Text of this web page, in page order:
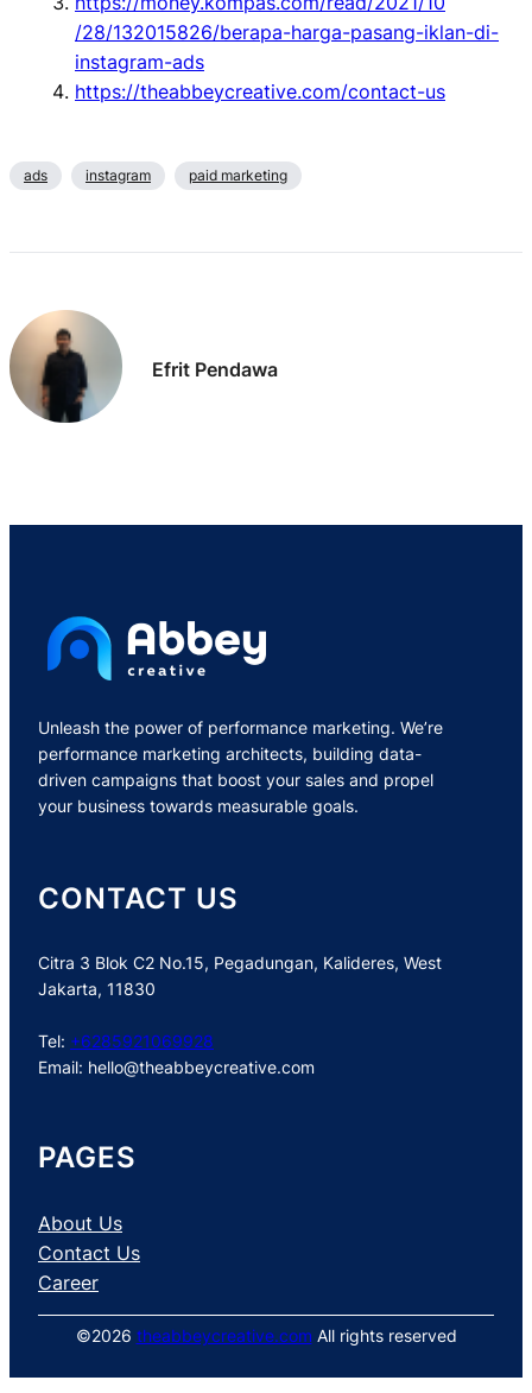
/28/132015826/berapa-harga-pasang-iklan-di-
instagram-ads
https://theabbeycreative.com/contact-us
ads instagram paid marketing
Efrit Pendawa
Unleash the power of performance marketing. We’re
performance marketing architects, building data-
driven campaigns that boost your sales and propel
your business towards measurable goals.
CONTACT US
Citra 3 Blok C2 No.15, Pegadungan, Kalideres, West
Jakarta, 11830
Tel: +6285921069928
Email: hello@theabbeycreative.com
PAGES
About Us
Contact Us
Career
©2026 theabbeycreative.com All rights reserved